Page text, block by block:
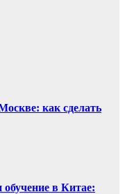
как сделать
в Китае: